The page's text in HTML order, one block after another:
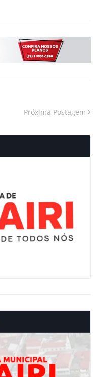
Próxima Postagem